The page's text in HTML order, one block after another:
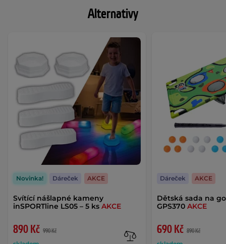
Alternativy
Svítící nášlapné kameny
inSPORTline LS05 – 5 ks AKCE
890 Kč 990 Kč
Novinka! Dáreček AKCE
Dětská sada na
GPS370AKCE
690 Kč 890 Kč
Dáreček AKCE